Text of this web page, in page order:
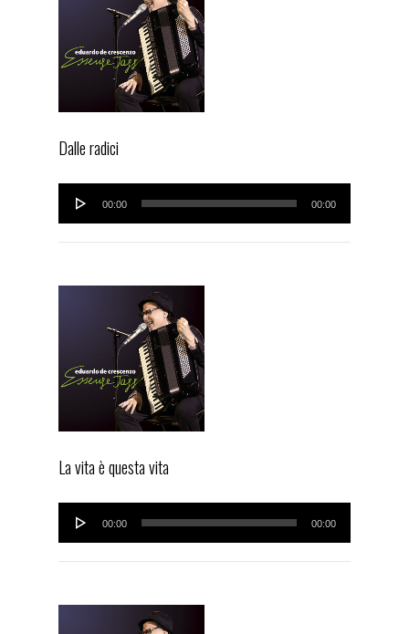
Dalle radici
Audio
Player
00:00 00:00
La vita è questa vita
Audio
Player
00:00 00:00